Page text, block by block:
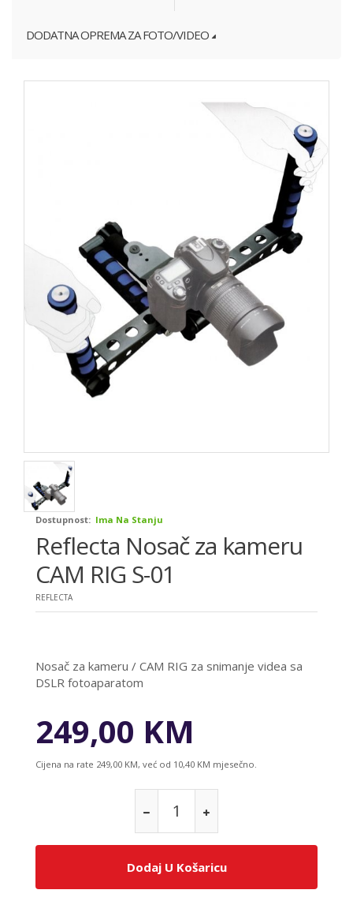
DODATNA OPREMA ZA FOTO/VIDEO
Dostupnost: Ima Na Stanju
Reflecta Nosač za kameru
CAM RIG S-01
REFLECTA
Nosač za kameru / CAM RIG za snimanje videa sa
DSLR fotoaparatom
249,00 KM
Cijena na rate 249,00 KM, već od 10,40 KM mjesečno.
Dodaj U Košaricu